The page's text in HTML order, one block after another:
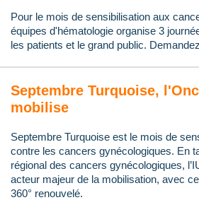
Pour le mois de sensibilisation aux
équipes d'hématologie organise 3
les patients et le grand public.
Septembre Turquoise,
mobilise
Septembre Turquoise est le mois de
contre les cancers gynécologiques. En
régional des cancers gynécologiques,
acteur majeur de la mobilisation, avec
360° renouvelé.